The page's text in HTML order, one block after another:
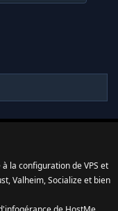
la configuration de VPS et
Valheim, Socialize et bien